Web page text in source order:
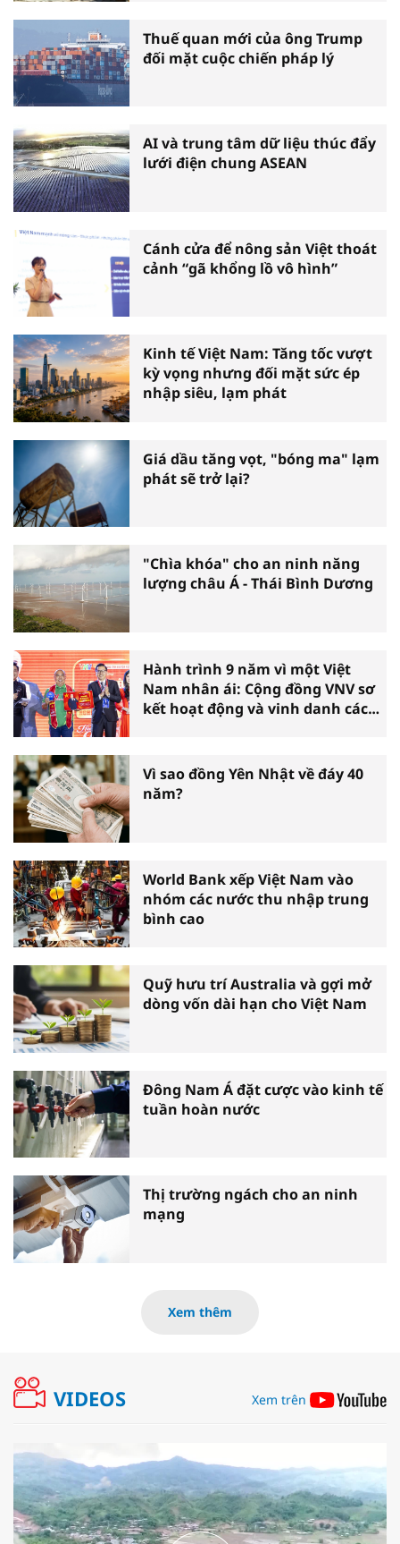
Thuế quan mới của ông Trump
đối mặt cuộc chiến pháp lý
AI và trung tâm dữ liệu thúc đẩy
lưới điện chung ASEAN
Cánh cửa để nông sản Việt thoát
cảnh “gã khổng lồ vô hình”
Kinh tế Việt Nam: Tăng tốc vượt
kỳ vọng nhưng đối mặt sức ép
nhập siêu, lạm phát
Giá dầu tăng vọt, "bóng ma" lạm
phát sẽ trở lại?
"Chìa khóa" cho an ninh năng
lượng châu Á - Thái Bình Dương
Hành trình 9 năm vì một Việt
Nam nhân ái: Cộng đồng VNV sơ
kết hoạt động và vinh danh các
Vì sao đồng Yên Nhật về đáy 40
năm?
World Bank xếp Việt Nam vào
nhóm các nước thu nhập trung
bình cao
Quỹ hưu trí Australia và gợi mở
dòng vốn dài hạn cho Việt Nam
Đông Nam Á đặt cược vào kinh tế
tuần hoàn nước
Thị trường ngách cho an ninh
mạng
Xem thêm
VIDEOS Xem trên